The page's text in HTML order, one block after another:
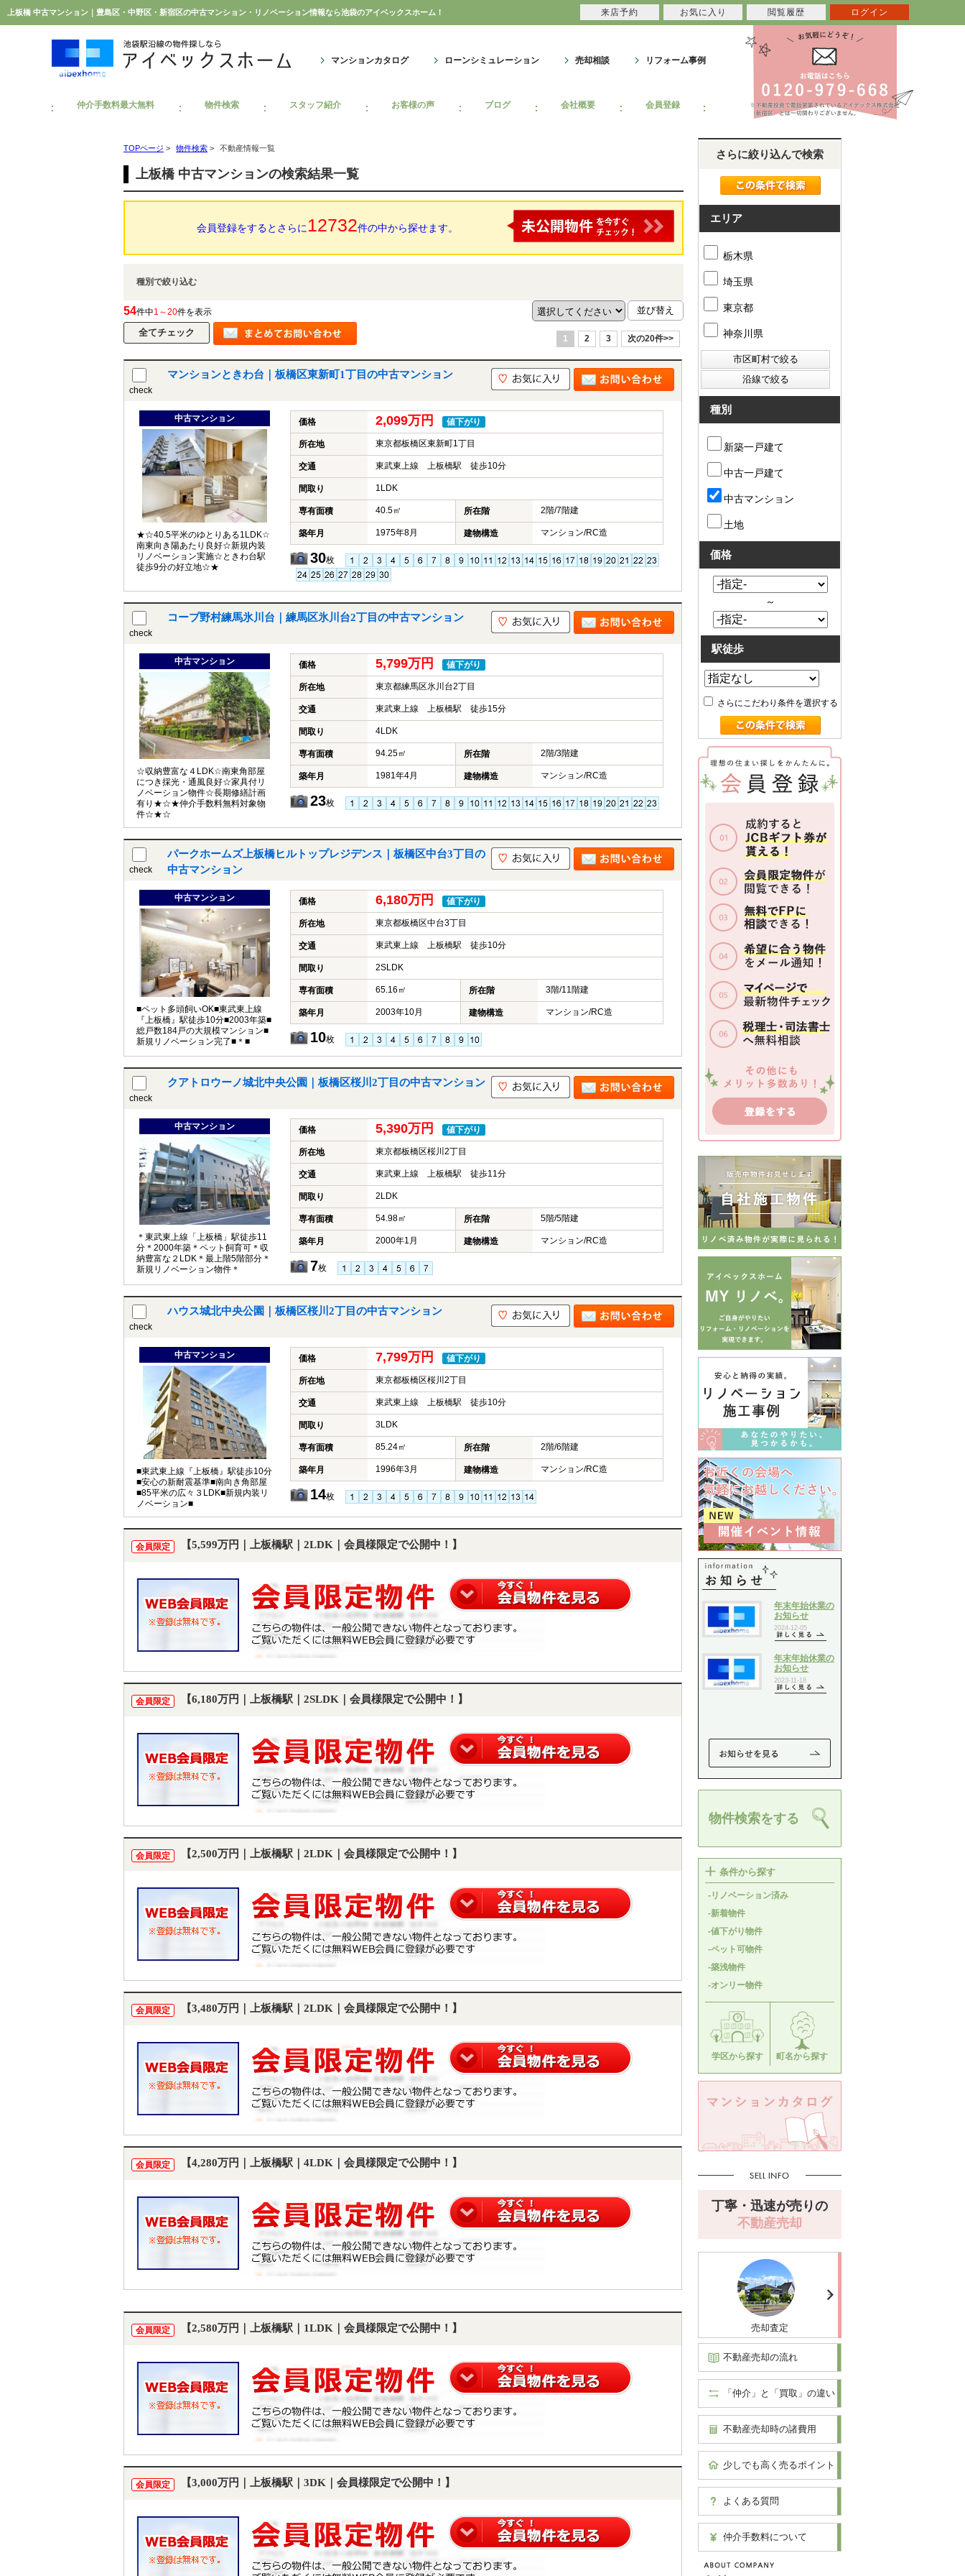
上板橋 中古マンション｜豊島区・中野区・新宿区の中古マンション・リノベーション情報なら池袋のアイベックスホーム！
マンションカタログ ローンシミュレーション 売却相談 リフォーム事例
仲介手数料最大無料 物件検索 スタッフ紹介 お客様の声 ブログ 会社概要 会員登録
TOPページ > 物件検索 > 不動産情報一覧
上板橋 中古マンションの検索結果一覧
会員登録をするとさらに 12732件の中から探せます。
種別で絞り込む
54件中1～20件を表示
1 2 3 次の20件>>
check
マンションときわ台｜板橋区東新町1丁目の中古マンション
中古マンション
★☆40.5平米のゆとりある1LDK☆
南東向き陽あたり良好☆新規内装
リノベーション実施☆ときわ台駅
徒歩9分の好立地☆★
価格 2,099万円 値下がり
所在地 東京都板橋区東新町1丁目
交通 東武東上線 上板橋駅 徒歩10分
間取り 1LDK
専有面積 40.5㎡ 所在階 2階/7階建
築年月 1975年8月 建物構造 マンション/RC造
30枚
check
コープ野村練馬氷川台｜練馬区氷川台2丁目の中古マンション
中古マンション
☆収納豊富な４LDK☆南東角部屋
につき採光・通風良好☆家具付リ
ノベーション物件☆長期修繕計画
有り★☆★仲介手数料無料対象物
件☆★☆
価格 5,799万円 値下がり
所在地 東京都練馬区氷川台2丁目
交通 東武東上線 上板橋駅 徒歩15分
間取り 4LDK
専有面積 94.25㎡ 所在階 2階/3階建
築年月 1981年4月 建物構造 マンション/RC造
23枚
check
パークホームズ上板橋ヒルトップレジデンス｜板橋区中台3丁目の
中古マンション
中古マンション
■ペット多頭飼いOK■東武東上線
『上板橋』駅徒歩10分■2003年築■
総戸数184戸の大規模マンション■
新規リノベーション完了■＊■
価格 6,180万円 値下がり
所在地 東京都板橋区中台3丁目
交通 東武東上線 上板橋駅 徒歩10分
間取り 2SLDK
専有面積 65.16㎡ 所在階 3階/11階建
築年月 2003年10月 建物構造 マンション/RC造
10枚
check
クアトロウーノ城北中央公園｜板橋区桜川2丁目の中古マンション
中古マンション
＊東武東上線「上板橋」駅徒歩11
分＊2000年築＊ペット飼育可＊収
納豊富な２LDK＊最上階5階部分＊
新規リノベーション物件＊
価格 5,390万円 値下がり
所在地 東京都板橋区桜川2丁目
交通 東武東上線 上板橋駅 徒歩11分
間取り 2LDK
専有面積 54.98㎡ 所在階 5階/5階建
築年月 2000年1月 建物構造 マンション/RC造
7枚
check
ハウス城北中央公園｜板橋区桜川2丁目の中古マンション
中古マンション
■東武東上線『上板橋』駅徒歩10分
■安心の新耐震基準■南向き角部屋
■85平米の広々３LDK■新規内装リ
ノベーション■
価格 7,799万円 値下がり
所在地 東京都板橋区桜川2丁目
交通 東武東上線 上板橋駅 徒歩10分
間取り 3LDK
専有面積 85.24㎡ 所在階 2階/6階建
築年月 1996年3月 建物構造 マンション/RC造
14枚
会員限定 【5,599万円｜上板橋駅｜2LDK｜会員様限定で公開中！】
会員限定 【6,180万円｜上板橋駅｜2SLDK｜会員様限定で公開中！】
会員限定 【2,500万円｜上板橋駅｜2LDK｜会員様限定で公開中！】
会員限定 【3,480万円｜上板橋駅｜2LDK｜会員様限定で公開中！】
会員限定 【4,280万円｜上板橋駅｜4LDK｜会員様限定で公開中！】
会員限定 【2,580万円｜上板橋駅｜1LDK｜会員様限定で公開中！】
会員限定 【3,000万円｜上板橋駅｜3DK｜会員様限定で公開中！】
さらに絞り込んで検索
エリア
栃木県
埼玉県
東京都
神奈川県
種別
新築一戸建て
中古一戸建て
中古マンション
土地
価格
～
駅徒歩
さらにこだわり条件を選択する
物件検索をする
条件から探す
-リノベーション済み
-新着物件
-値下がり物件
-ペット可物件
-築浅物件
-オンリー物件
学区から探す 町名から探す
丁寧・迅速が売りの
不動産売却
売却査定
不動産売却の流れ
「仲介」と「買取」の違い
不動産売却時の諸費用
少しでも高く売るポイント
よくある質問
仲介手数料について
来店予約 お気に入り 閲覧履歴 ログイン